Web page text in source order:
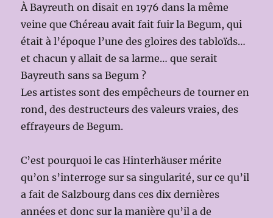
À Bayreuth on disait en 1976 dans la même
veine que Chéreau avait fait fuir la Begum, qui
était à l’époque l’une des gloires des tabloïds…
et chacun y allait de sa larme… que serait
Bayreuth sans sa Begum ?
Les artistes sont des empêcheurs de tourner en
rond, des destructeurs des valeurs vraies, des
effrayeurs de Begum.
C’est pourquoi le cas Hinterhäuser mérite
qu’on s’interroge sur sa singularité, sur ce qu’il
a fait de Salzbourg dans ces dix dernières
années et donc sur la manière qu’il a de